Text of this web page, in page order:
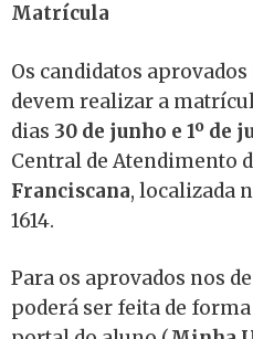
Matrícula
Os candidatos
devem realizar a
dias 30 de junho e 1º de
Central de Atendimento
Franciscana, localizada
1614.
Para os aprovados nos
poderá ser feita de